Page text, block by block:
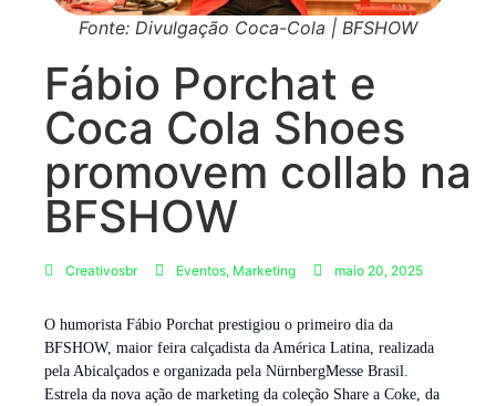
Fonte: Divulgação Coca-Cola | BFSHOW
Fábio Porchat e
Coca Cola Shoes
promovem collab na
BFSHOW
Creativosbr Eventos, Marketing maio 20, 2025
O humorista Fábio Porchat prestigiou o primeiro dia da
BFSHOW, maior feira calçadista da América Latina, realizada
pela Abicalçados e organizada pela NürnbergMesse Brasil.
Estrela da nova ação de marketing da coleção Share a Coke, da